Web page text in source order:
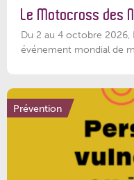
Le Motocross des
Du 2 au 4 octobre 2026,
événement mondial de
Prévention